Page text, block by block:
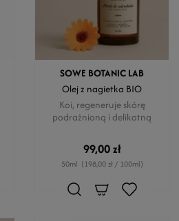
SOWE BOTANIC LAB
Olej z nagietka BIO
Koi, regeneruje skórę
podrażnioną i delikatną
99,00 zł
50ml (198,00 zł / 100ml)